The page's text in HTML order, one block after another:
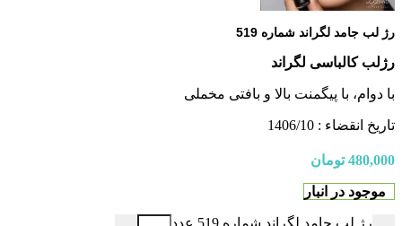
رژ لب جامد لگراند شماره 519
رژلب کالباسی لگراند
با دوام، با پیگمنت بالا و بافتی مخملی
تاریخ انقضاء : 1406/10
480,000 تومان
موجود در انبار
رژ لب جامد لگراند شماره 519 عدد